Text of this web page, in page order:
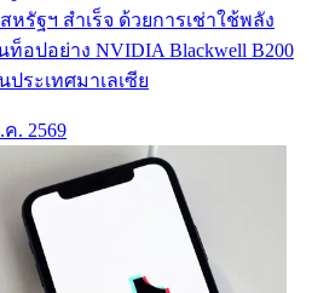
รัฐฯ สำเร็จ ด้วยการเช่าใช้พลัง
อปอย่าง NVIDIA Blackwell B200
ระเทศมาเลเซีย
ค. 2569